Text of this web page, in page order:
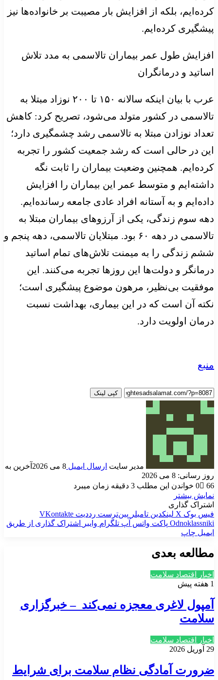
کرده‌ایم، بلکه از افزایش بار مصیبت بر خانواده‌ها نیز
پیشگیری کرده‌ایم.
افزایش طول عمر بیماران تالاسمی به مدد تلاش
اساتید و درمانگران
عرب با بیان اینکه سالانه ۱۵۰ تا ۲۰۰ نوزاد مبتلا به
تالاسمی در کشور متولد می‌شود، تصریح کرد: کاهش
تعداد نوزادن مبتلا به تالاسمی رشد چشمگیری دارد؛
این در حالی است که رشد جمعیت کشور را تجربه
کرده‌ایم. همچنین وضعیت بیماران را ثابت نگه‌
داشته‌ایم و متوسط عمر این بیماران را افزایش
داده‌ایم و به آستانه افراد عادی جامعه رسانده‌ایم.
دهه سوم زندگی، یکی از آرزوهای بیماران مبتلا به
تالاسمی در دهه ۶۰ بود. مبتلایان تالاسمی، دهه پنجم و
ششم زندگی را به میمنت تلاش‌های تمام اساتید
درمانگر و دولت‌ها این روزها تجربه می‌کنند. این
موفقیت بی‌نظیر، مرهون موضوع پیشگیری است؛
نکته آن است که در این بیماری، بهداشت نسبت
درمان اولویت دارد.
منبع
کپی لینک
مدیر سایت ارسال ایمیل 8 می 2026
آخرین به
روز رسانی: 8 می 2026
0
66
خواندن این مطلب 3 دقیقه زمان میبرد
نمایش بیشتر
اشتراک گذاری
فیس بوک X لینکدین ‫تامبلر ‫پین‌ترست ‫رددیت ‫VKontakte
‫Odnoklassniki پاکت واتس آپ تلگرام وایبر
اشتراک گذاری از طریق
ایمیل چاپ
مطالعه بعدی
اخبار اقتصاد سلامت
1 هفته پیش
آمپول‌ لاغری معجزه نمی‌کند – خبرگزاری
سلامت
اخبار اقتصاد سلامت
29 آوریل 2026
ضرورت آمادگی نظام سلامت برای شرایط